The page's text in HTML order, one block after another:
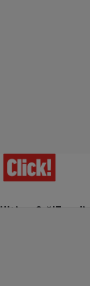
Ultima Oră!Trending